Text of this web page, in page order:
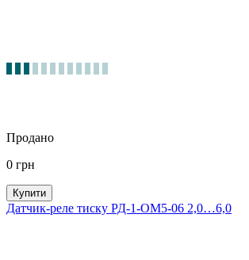
Продано
0 грн
Купити
Датчик-реле тиску РД-1-ОМ5-06 2,0…6,0